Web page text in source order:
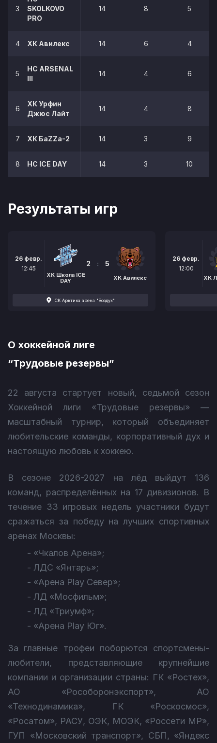
3
SKOLKOVO
PRO
14 8 5
4 ХК Авилекс 14 6 4
5
НС ARSENAL
III
14 4 6
6
ХК Урфин
Джюс Лайт
14 4 8
7 ХК БаZZа-2 14 3 9
8 HC ICE DAY 14 3 10
Результаты игр
26 февр.
12:45
ХК Школа ICE
DAY
2 : 5
ХК Авилекс
СК Арктика арена "Воздух"
26 февр.
12:00
ХК
О хоккейной лиге
“Трудовые резервы”
22 августа стартует новый, седьмой сезон
Хоккейной лиги «Трудовые резервы» —
масштабный турнир, который объединяет
любительские команды, корпоративный дух и
настоящую любовь к хоккею.
В сезоне 2026-2027 на лёд выйдут 136
команд, распределённых на 17 дивизионов. В
течение 33 игровых недель участники будут
сражаться за победу на лучших спортивных
аренах Москвы:
- «Чкалов Арена»;
- ЛДС «Янтарь»;
- «Арена Play Север»;
- ЛД «Мосфильм»;
- ЛД «Триумф»;
- «Арена Play Юг».
За главные трофеи поборются спортсмены-
любители, представляющие крупнейшие
компании и организации страны: ГК «Ростех»,
АО «Рособоронэкспорт», АО
«Технодинамика», ГК «Роскосмос»,
«Росатом», РАСУ, ОЭК, МОЭК, «Россети МР»,
ГУП «Московский транспорт», СБП, «Яндекс